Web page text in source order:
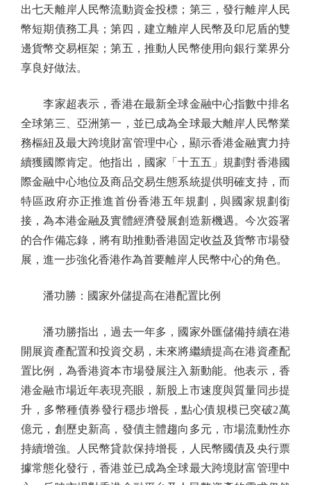
出七天離岸人民幣流動資金投標；第三，發行離岸人民
幣短期債務工具；第四，建立離岸人民幣及印尼盾的雙
邊貨幣交易框架；第五，推動人民幣使用向銀行業界分
享良好做法。
李家超表示，香港在最新全球金融中心指數中排名
全球第三、亞洲第一，並已成為全球最大離岸人民幣業
務樞紐及最大跨境財富管理中心，顯示香港金融實力持
續獲國際肯定。他指出，國家「十五五」規劃對香港國
際金融中心地位及商品交易生態系統提供明確支持，而
特區政府亦正推進首份香港五年規劃，與國家規劃銜
接，為本港金融及實體經濟發展創造新機遇。今次簽署
的合作備忘錄，將有助推動香港固定收益及貨幣市場發
展，進一步強化香港作為首要離岸人民幣中心的角色。
潘功勝：國家外儲提高在港配置比例
潘功勝指出，過去一年多，國家外匯儲備持續在港
開展資產配置和投資交易，未來將繼續提高在港資產配
置比例，為香港資本市場發展注入新動能。他表示，香
港金融市場近年表現亮眼，新股上市速度與質量同步提
升，多幣種債券發行穩步增長，點心債規模已突破2萬
億元，創歷史新高，發債主體趨向多元，市場流動性亦
持續增強。人民幣貸款保持增長，人民幣國債及央行票
據常態化發行，香港並已成為全球最大跨境財富管理中